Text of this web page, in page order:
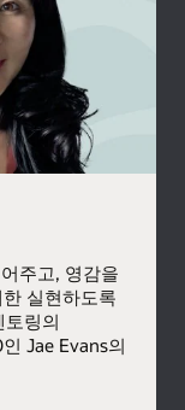
주고, 영감을
실현하도록
링의
Jae Evans의